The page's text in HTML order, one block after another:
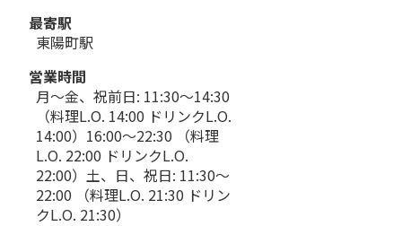
最寄駅
東陽町駅
営業時間
月～金、祝前日: 11:30～14:30
（料理L.O. 14:00 ドリンクL.O.
14:00）16:00～22:30 （料理
L.O. 22:00 ドリンクL.O.
22:00）土、日、祝日: 11:30～
22:00 （料理L.O. 21:30 ドリン
クL.O. 21:30）